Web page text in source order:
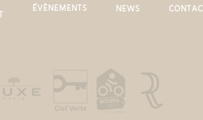
ÉVÈNEMENTS NEWS